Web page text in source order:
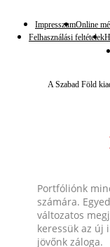
ImpresszumOnline
Felhasználási feltételek
A Szabad Föld
Portfóliónk
számára.
változatos
keressük az új
jövőnk záloga.